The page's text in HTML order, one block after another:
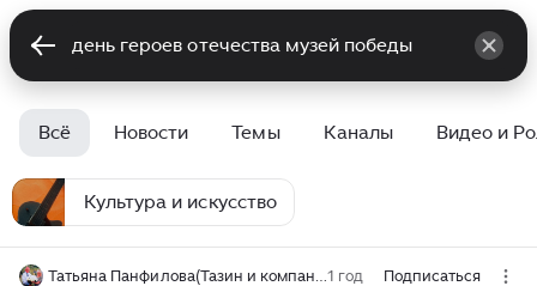
Всё Новости Темы Каналы Видео и
Культура и искусство
Татьяна Панфилова(Тазин и компания)1 год Подписаться